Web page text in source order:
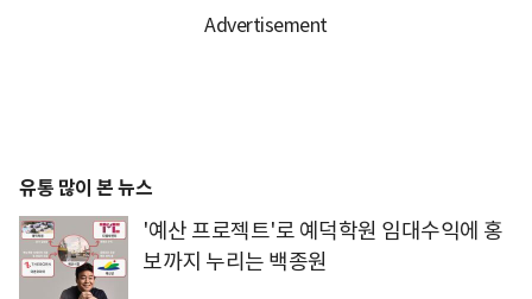
유통 많이 본 뉴스
'예산 프로젝트'로 예덕학원 임대수익에 홍
보까지 누리는 백종원